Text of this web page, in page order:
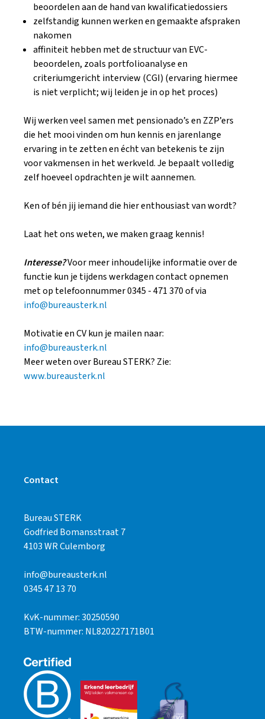
beoordelen aan de hand van kwalificatiedossiers
zelfstandig kunnen werken en gemaakte afspraken
nakomen
affiniteit hebben met de structuur van EVC-
beoordelen, zoals portfolioanalyse en
criteriumgericht interview (CGI) (ervaring hiermee
is niet verplicht; wij leiden je in op het proces)
Wij werken veel samen met pensionado’s en ZZP’ers
die het mooi vinden om hun kennis en jarenlange
ervaring in te zetten en écht van betekenis te zijn
voor vakmensen in het werkveld. Je bepaalt volledig
zelf hoeveel opdrachten je wilt aannemen.
Ken of bén jij iemand die hier enthousiast van wordt?
Laat het ons weten, we maken graag kennis!
Interesse?Voor meer inhoudelijke informatie over de
functie kun je tijdens werkdagen contact opnemen
met op telefoonnummer 0345 - 471 370 of via
info@bureausterk.nl
Motivatie en CV kun je mailen naar:
info@bureausterk.nl
Meer weten over Bureau STERK? Zie:
www.bureausterk.nl
Contact
Bureau STERK
Godfried Bomansstraat 7
4103 WR Culemborg
info@bureausterk.nl
0345 47 13 70
KvK-nummer: 30250590
BTW-nummer: NL820227171B01